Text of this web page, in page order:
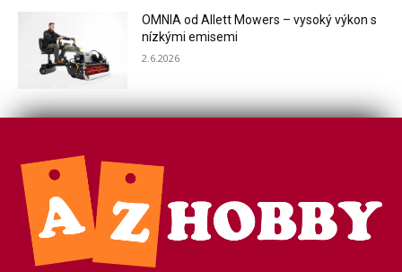
OMNIA od Allett Mowers – vysoký výkon s
nízkými emisemi
2.6.2026